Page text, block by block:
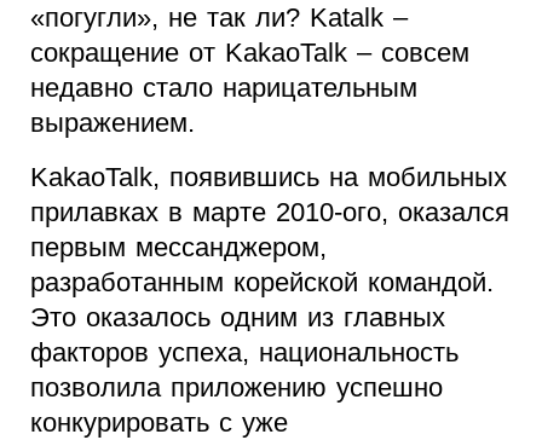
«погугли», не так ли? Katalk –
сокращение от KakaoTalk – совсем
недавно стало нарицательным
выражением.
KakaoTalk, появившись на мобильных
прилавках в марте 2010-ого, оказался
первым мессанджером,
разработанным корейской командой.
Это оказалось одним из главных
факторов успеха, национальность
позволила приложению успешно
конкурировать с уже